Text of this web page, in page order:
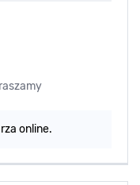
online.